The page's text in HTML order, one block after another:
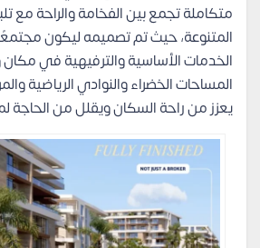
متكاملة تجمع بين الفخامة والراحة مع
المتنوعة، حيث تم تصميمه ليكون
الخدمات الأساسية والترفيهية في
المساحات الخضراء والنوادي الرياضية
يعزز من راحة السكان ويقلل من الحاجة